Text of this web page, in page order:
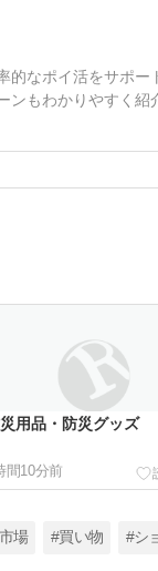
なポイ活をサポ
もわかりやすく
用品・防災グッズ
間10分前
場 #買い物 #シ